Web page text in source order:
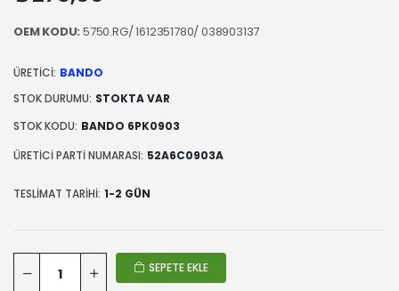
OEM KODU:5750.RG/ 1612351780/ 038903137
ÜRETICI: BANDO
STOK DURUMU: STOKTA VAR
STOK KODU: BANDO 6PK0903
ÜRETICI PARTI NUMARASI: 52A6C0903A
TESLIMAT TARIHI: 1-2 GÜN
SEPETE EKLE